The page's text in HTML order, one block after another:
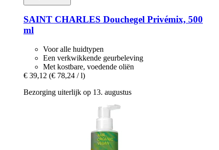
SAINT CHARLES Douchegel Privémix, 500
ml
Voor alle huidtypen
Een verkwikkende geurbeleving
Met kostbare, voedende oliën
€ 39,12 (€ 78,24 / l)
Bezorging uiterlijk op 13. augustus